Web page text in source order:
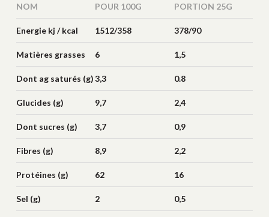
NOM POUR 100G PORTION 25G
Energie kj / kcal 1512/358 378/90
Matières grasses
(g)
6 1,5
Dont ag saturés (g)3,3 0.8
Glucides (g) 9,7 2,4
Dont sucres (g) 3,7 0,9
Fibres (g) 8,9 2,2
Protéines (g) 62 16
Sel (g) 2 0,5